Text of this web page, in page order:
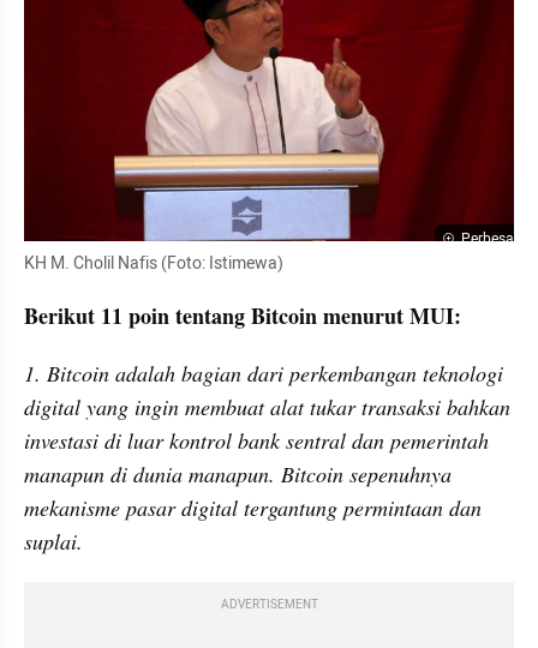
Perbesar
KH M. Cholil Nafis (Foto: Istimewa)
Berikut 11 poin tentang Bitcoin menurut MUI:
1. Bitcoin adalah bagian dari perkembangan teknologi
digital yang ingin membuat alat tukar transaksi bahkan
investasi di luar kontrol bank sentral dan pemerintah
manapun di dunia manapun. Bitcoin sepenuhnya
mekanisme pasar digital tergantung permintaan dan
suplai.
ADVERTISEMENT